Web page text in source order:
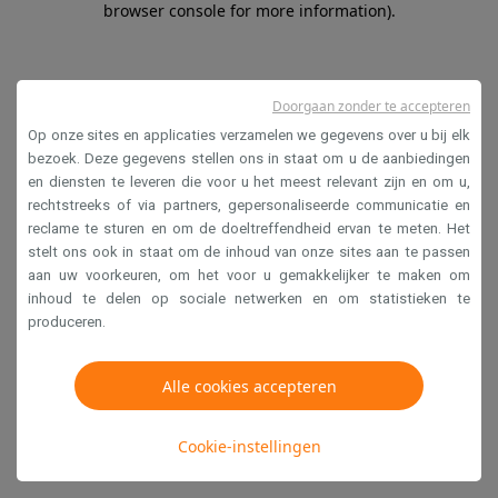
browser console for more information).
Op onze sites en applicaties verzamelen we gegevens over u bij elk
bezoek. Deze gegevens stellen ons in staat om u de aanbiedingen
en diensten te leveren die voor u het meest relevant zijn en om u,
rechtstreeks of via partners, gepersonaliseerde communicatie en
reclame te sturen en om de doeltreffendheid ervan te meten. Het
stelt ons ook in staat om de inhoud van onze sites aan te passen
aan uw voorkeuren, om het voor u gemakkelijker te maken om
inhoud te delen op sociale netwerken en om statistieken te
produceren.
Alle cookies accepteren
Cookie-instellingen
Doorgaan zonder te accepteren